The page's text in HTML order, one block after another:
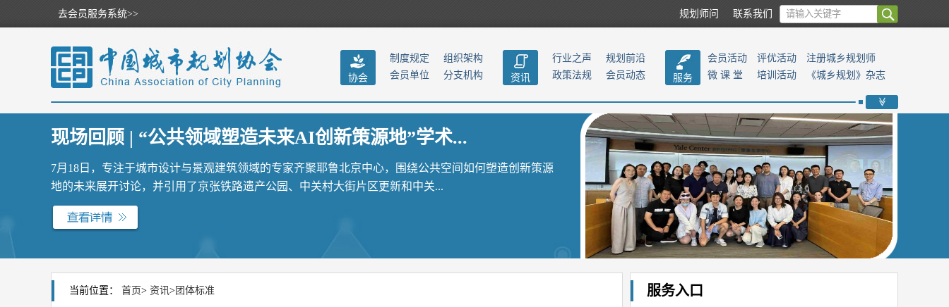
去会员服务系统>> 联系我们
规划师问
协会
制度规定
组织架构
会员单位
分支机构 资讯
行业之声
规划前沿
政策法规
会员动态 服务
会员活动 评优活动
注册城乡规划师
微 课 堂
培训活动 《城乡规划》杂志
>>
现场回顾 | “公共领域塑造未来AI创新策源地”学术...
7月18日，专注于城市设计与景观建筑领域的专家齐聚耶鲁北京中心，围绕公共空间如何塑造创新策源
地的未来展开讨论，并引用了京张铁路遗产公园、中关村大街片区更新和中关...
当前位置： 首页> 资讯> 团体标准 服务入口